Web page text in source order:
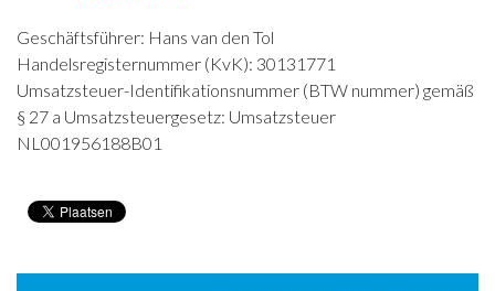
CONTACT
NIEUWS
Geschäftsführer: Hans van den Tol
Handelsregisternummer (KvK): 30131771
Umsatzsteuer-Identifikationsnummer (BTW nummer) gemäß
§ 27 a Umsatzsteuergesetz: Umsatzsteuer
NL001956188B01